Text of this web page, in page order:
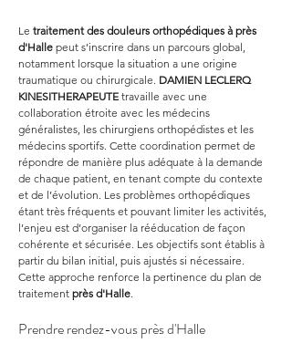
Le traitement des douleurs orthopédiques à près
d'Halle peut s’inscrire dans un parcours global,
notamment lorsque la situation a une origine
traumatique ou chirurgicale. DAMIEN LECLERQ
KINESITHERAPEUTE travaille avec une
collaboration étroite avec les médecins
généralistes, les chirurgiens orthopédistes et les
médecins sportifs. Cette coordination permet de
répondre de manière plus adéquate à la demande
de chaque patient, en tenant compte du contexte
et de l’évolution. Les problèmes orthopédiques
étant très fréquents et pouvant limiter les activités,
l’enjeu est d’organiser la rééducation de façon
cohérente et sécurisée. Les objectifs sont établis à
partir du bilan initial, puis ajustés si nécessaire.
Cette approche renforce la pertinence du plan de
traitement près d'Halle.
Prendre rendez-vous près d'Halle